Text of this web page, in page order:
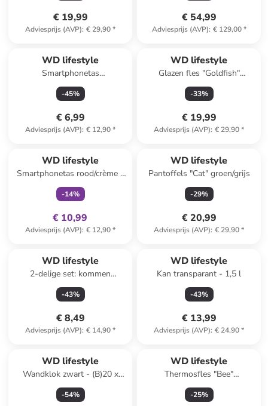
€ 19,99
Adviesprijs (AVP): € 29,90*
€ 54,99
Adviesprijs (AVP): € 129,00*
WD lifestyle
Smartphonetas
rood/lichtblauw - (B)12 x
(H)17 x (D)3 cm
-45%
€ 6,99
Adviesprijs (AVP): € 12,90*
WD lifestyle
Glazen fles "Goldfish"
transparant/geel - 1,2 l
-33%
€ 19,99
Adviesprijs (AVP): € 29,90*
WD lifestyle
Smartphonetas rood/crème -
(B)12 x (H)17 x (D)3 cm
-14%
€ 10,99
Adviesprijs (AVP): € 12,90*
WD lifestyle
Pantoffels "Cat" groen/grijs
-29%
€ 20,99
Adviesprijs (AVP): € 29,90*
WD lifestyle
2-delige set: kommen
groen/oranje - Ø 13 cm
-43%
€ 8,49
Adviesprijs (AVP): € 14,90*
WD lifestyle
Kan transparant - 1,5 l
-43%
€ 13,99
Adviesprijs (AVP): € 24,90*
WD lifestyle
Wandklok zwart - (B)20 x
(H)34,5 cm
-54%
WD lifestyle
Thermosfles "Bee"
donkerblauw/groen - 500 ml
-25%